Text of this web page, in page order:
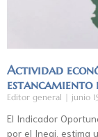
Actividad
estancamiento
Editor general junio
El Indicador
por el Inegi, estima